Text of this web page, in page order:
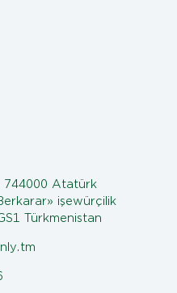
744000 Atatürk
işewürçilik
Türkmenistan